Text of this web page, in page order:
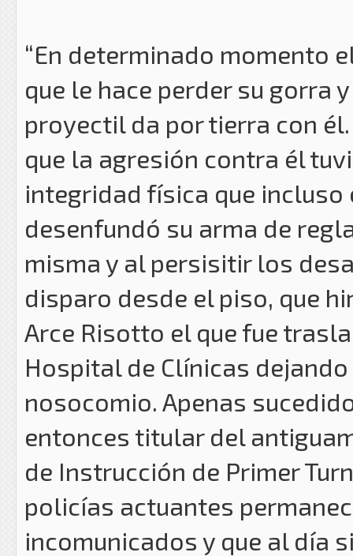
“En determinado momento
que le hace perder su gorra
proyectil da por tierra con
que la agresión contra él
integridad física que
desenfundó su arma de
misma y al persisitir los
disparo desde el piso, que
Arce Risotto el que fue
Hospital de Clínicas
nosocomio. Apenas
entonces titular del
de Instrucción de Primer
policías actuantes
incomunicados y que al día